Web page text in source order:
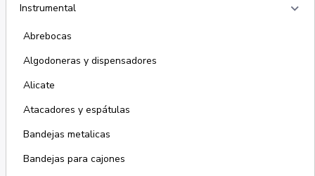
Instrumental keyboard_arrow_right
Abrebocas
Algodoneras y dispensadores
Alicate
Atacadores y espátulas
Bandejas metalicas
Bandejas para cajones